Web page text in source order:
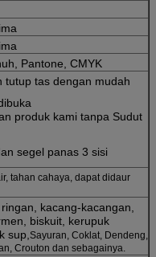
Pantone, CMYK
tutup tas dengan mudah
produk kami tanpa Sudut
segel panas 3 sisi
tahan cahaya, dapat didaur
kacang-kacangan,
biskuit, kerupuk
sup, Sayuran, Coklat, Dendeng,
Crouton dan sebagainya.